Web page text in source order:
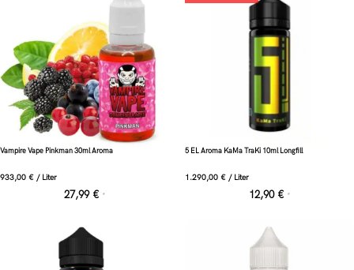
Vampire Vape Pinkman 30ml Aroma
933,00 € / Liter
27,99 € *
5 EL Aroma KaMa TraKi 10ml Longfill
1.290,00 € / Liter
12,90 € *